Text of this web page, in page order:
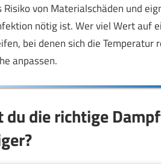
Risiko von Materialschäden und
nötig ist. Wer viel Wert auf
bei denen sich die
anpassen.
die richtige